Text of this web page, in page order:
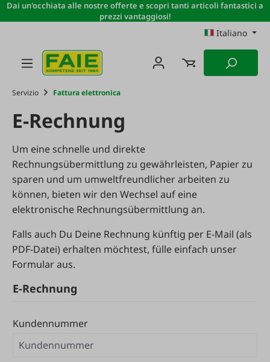
Passa al contenuto principale
Dai un'occhiata alle nostre offerte e scopri tanti articoli fantastici a
prezzi vantaggiosi!
Italiano
Servizio Fattura elettronica
E-Rechnung
Um eine schnelle und direkte
Rechnungsübermittlung zu gewährleisten, Papier zu
sparen und um umweltfreundlicher arbeiten zu
können, bieten wir den Wechsel auf eine
elektronische Rechnungsübermittlung an.
Falls auch Du Deine Rechnung künftig per E-Mail (als
PDF-Datei) erhalten möchtest, fülle einfach unser
Formular aus.
E-Rechnung
Kundennummer